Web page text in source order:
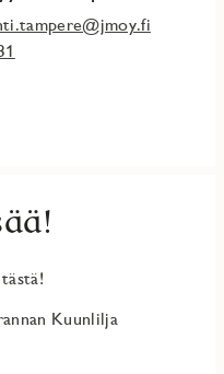
antamiasi
Kuunlilja